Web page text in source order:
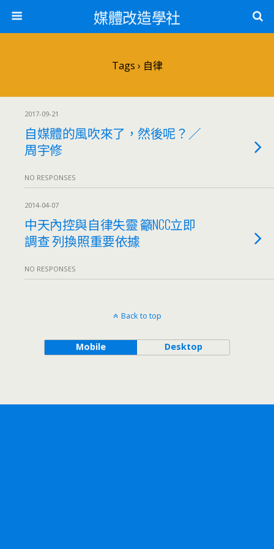
媒體改造學社
Tags › 自律
2017-09-21
自媒體的風吹來了，然後呢？／
周宇修
NO RESPONSES
2014-04-07
中天內控與自律失靈 籲NCC立即
調查 列換照重要依據
NO RESPONSES
Back to top
Mobile Desktop